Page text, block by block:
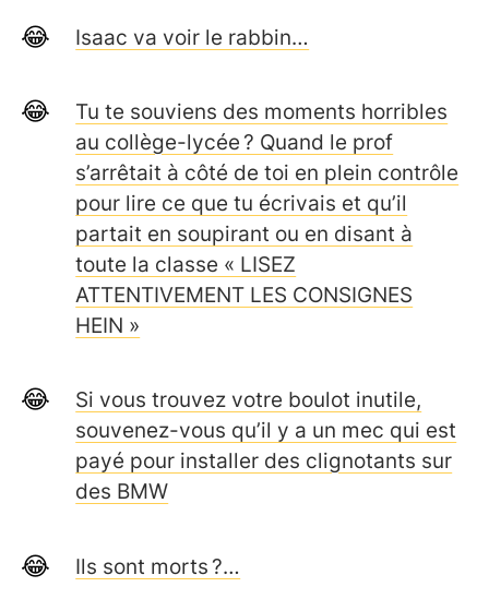
Isaac va voir le rabbin…
Tu te souviens des moments horribles
au collège-lycée ? Quand le prof
s’arrêtait à côté de toi en plein contrôle
pour lire ce que tu écrivais et qu’il
partait en soupirant ou en disant à
toute la classe « LISEZ
ATTENTIVEMENT LES CONSIGNES
HEIN »
Si vous trouvez votre boulot inutile,
souvenez-vous qu’il y a un mec qui est
payé pour installer des clignotants sur
des BMW
Ils sont morts ?…